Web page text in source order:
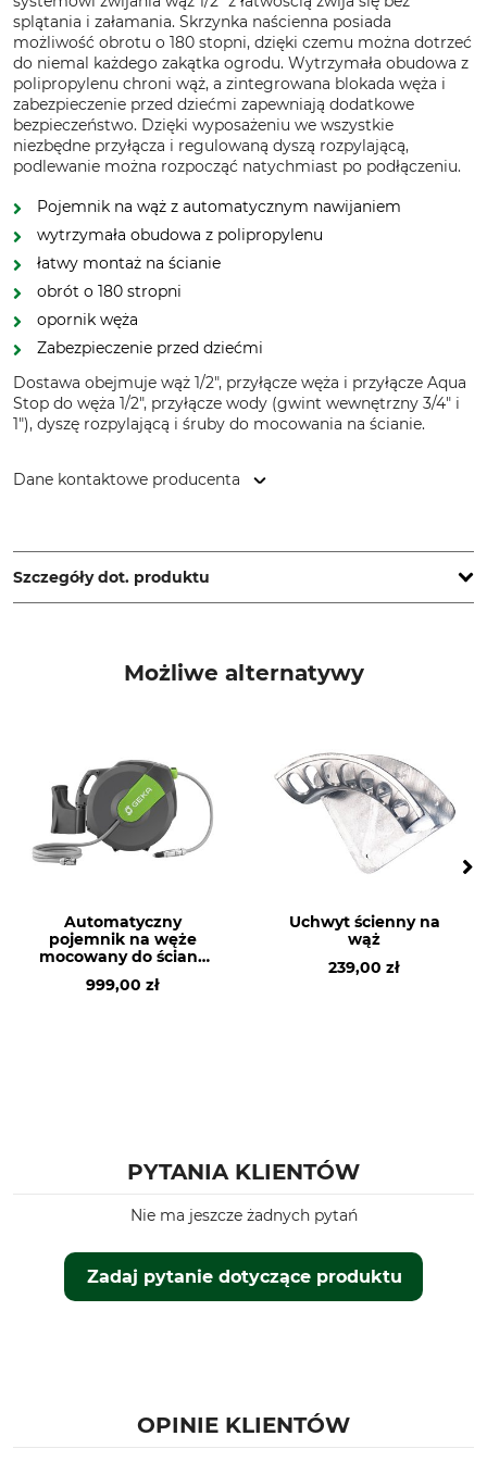
splątania i załamania. Skrzynka naścienna posiada
możliwość obrotu o 180 stopni, dzięki czemu można dotrzeć
do niemal każdego zakątka ogrodu. Wytrzymała obudowa z
polipropylenu chroni wąż, a zintegrowana blokada węża i
zabezpieczenie przed dziećmi zapewniają dodatkowe
bezpieczeństwo. Dzięki wyposażeniu we wszystkie
niezbędne przyłącza i regulowaną dyszą rozpylającą,
podlewanie można rozpocząć natychmiast po podłączeniu.
Pojemnik na wąż z automatycznym nawijaniem
wytrzymała obudowa z polipropylenu
łatwy montaż na ścianie
obrót o 180 stropni
opornik węża
Zabezpieczenie przed dziećmi
Dostawa obejmuje wąż 1/2", przyłącze węża i przyłącze Aqua
Stop do węża 1/2", przyłącze wody (gwint wewnętrzny 3/4" i
1"), dyszę rozpylającą i śruby do mocowania na ścianie.
Dane kontaktowe producenta
Netherlands, www.hozelock.de
Szczegóły dot. produktu
mocowany do ściany
Produkcja
Made in Britain
Rozmiar węża
Waga
Możliwe alternatywy
Automatyczny
pojemnik na węże
mocowany do ściany
Geka K25
999,00 zł
Uchwyt ścienny na
wąż
239,00 zł
PYTANIA KLIENTÓW
Zadaj pytanie dotyczące produktu
Nie ma jeszcze żadnych pytań
OPINIE KLIENTÓW